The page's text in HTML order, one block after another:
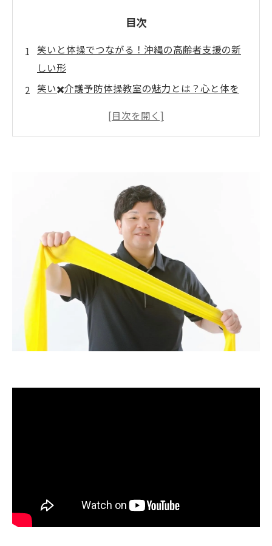
目次
笑いと体操でつながる！沖縄の高齢者支援の新
しい形
笑い✖️介護予防体操教室の魅力とは？心と体を
変わる日常！いぜなひさお氏が教える楽しい体
高齢者の免疫力アップ！笑って動いて認知症予
全国展開へ！いぜなひさおの介護予防の輪が広
がる
沖縄の大先輩たちが笑顔で積み重ねる新しい
日々